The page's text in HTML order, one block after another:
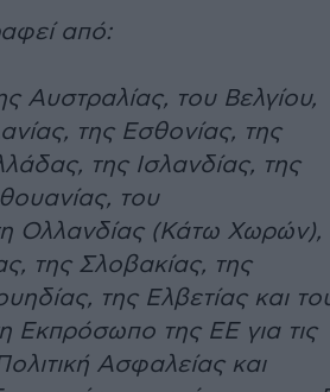
από:
Αυστραλίας, του Βελγίου,
της Εσθονίας, της
της Ισλανδίας, της
του
Ολλανδίας (Κάτω Χωρών),
της Σλοβακίας, της
της Ελβετίας και
Εκπρόσωπο της ΕΕ για τις
Ασφαλείας και